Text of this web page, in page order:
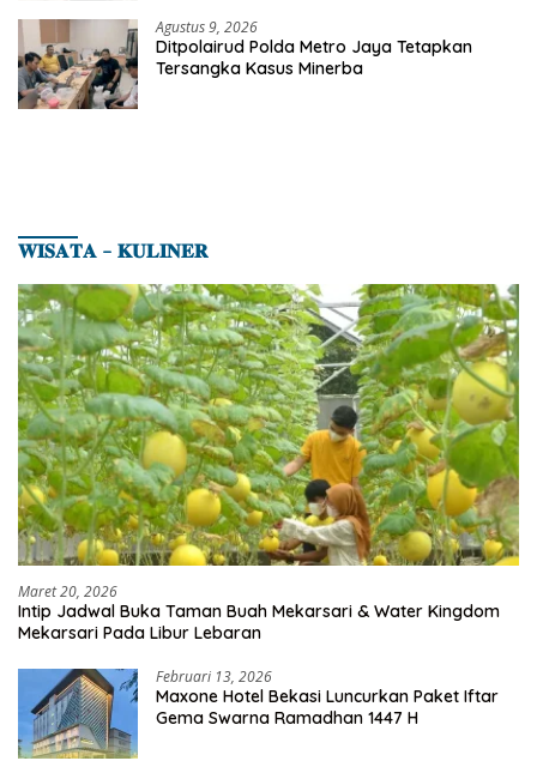
Agustus 9, 2026
Ditpolairud Polda Metro Jaya Tetapkan
Tersangka Kasus Minerba
𝐖𝐈𝐒𝐀𝐓𝐀 – 𝐊𝐔𝐋𝐈𝐍𝐄𝐑
Maret 20, 2026
Intip Jadwal Buka Taman Buah Mekarsari & Water Kingdom
Mekarsari Pada Libur Lebaran
Februari 13, 2026
Maxone Hotel Bekasi Luncurkan Paket Iftar
Gema Swarna Ramadhan 1447 H